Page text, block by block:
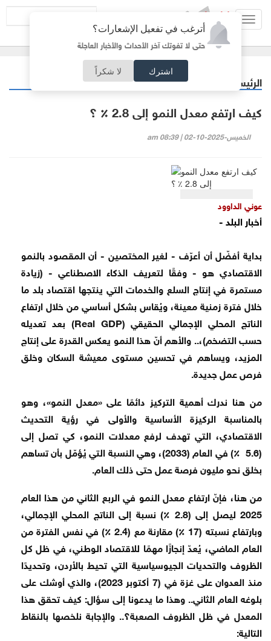
أترغب في تفعيل الإشعارات؟
حتى لا تفوتك آخر الأحداث والأخبار العاجلة
اشترك لا شكراً
الرئيسية مقالات مختارة
كيف ارتفع معدل النمو إلى 2.8 ٪ ؟
الخميس-2025-10-02 | 08:39 am
عوني الداوود
أخبار البلد -
بداية أفضّل أن أعرّف - لغير المختصين - أن المقصود بالنمو
الاقتصادي هو - وفقًا لتعريف الذكاء الاصطناعي - (زيادة
مستمرة في إنتاج السلع والخدمات التي ينتجها اقتصاد بلد ما
خلال فترة زمنية معينة، ويُقاس بشكل أساسي من خلال ارتفاع
الناتج المحلي الإجمالي الحقيقي (Real GDP) بعد تعديله
حسب التضخم)،.. والأهم أنّ هذا النمو يعكس القدرة على إنتاج
المزيد، ويساهم في تحسين مستوى معيشة السكان وخلق
فرص عمل جديدة.
من هنا ندرك أهمية التركيز دائمًا على «معدل النمو»، وهو
بالمناسبة الركيزة الأساسية والأولى في رؤية التحديث
الاقتصادي، التي تهدف لرفع معدلات النمو، كي تصل إلى
(5.6 ٪) في العام (2033)، وهي النسبة التي يُؤمّل بأن تساهم
بخلق نحو مليون فرصة عمل حتى ذلك العام.
من هنا، فإنّ ارتفاع معدل النمو في الربع الثاني من هذا العام
2025 ليصل إلى (2.8 ٪) نسبة إلى الناتج المحلي الإجمالي،
وبارتفاع نسبته (17 ٪) مقارنة مع (2.4 ٪) في نفس الفترة من
العام الماضي، يُعدّ إنجازًا مهمًا للاقتصاد الوطني، في ظل كل
الظروف والتحديات الجيوسياسية التي تحيط بالأردن، وتحديدًا
منذ العدوان على غزة في (7 أكتوبر 2023)، والذي أوشك على
بلوغه العام الثاني.. وهذا ما يدعونا إلى سؤال: كيف تحقق هذا
المعدل في ظل الظروف الصعبة؟.. والإجابة نلخصها بالنقاط
التالية: